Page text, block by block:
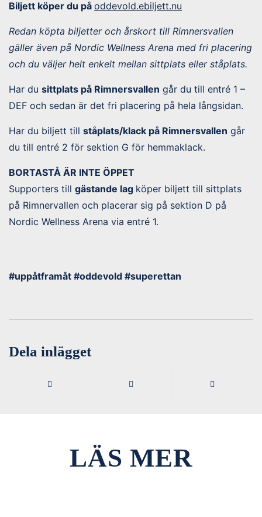
Biljett köper du på oddevold.ebiljett.nu
Redan köpta biljetter och årskort till Rimnersvallen
gäller även på Nordic Wellness Arena med fri placering
och du väljer helt enkelt mellan sittplats eller ståplats.
Har du sittplats på Rimnersvallen går du till entré 1 –
DEF och sedan är det fri placering på hela långsidan.
Har du biljett till ståplats/klack på Rimnersvallen går
du till entré 2 för sektion G för hemmaklack.
BORTASTÅ ÄR INTE ÖPPET
Supporters till gästande lag köper biljett till sittplats
på Rimnervallen och placerar sig på sektion D på
Nordic Wellness Arena via entré 1.
#uppåtframåt #oddevold #superettan
Dela inlägget
LÄS MER